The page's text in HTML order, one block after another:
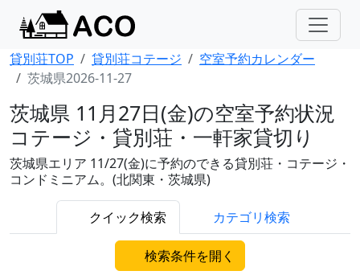
貸別荘TOP 貸別荘コテージ
空室予約カレンダー
茨城県2026-11-27
茨城県 11月27日(金)の空室予約状況
コテージ・貸別荘・一軒家貸切り
茨城県エリア 11/27(金)に予約のできる貸別荘・コテージ・
コンドミニアム。(北関東・茨城県)
クイック検索 カテゴリ検索
検索条件を開く